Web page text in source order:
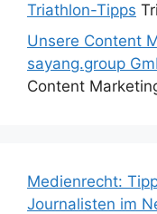
Triathlon-Tipps
Unsere Content
sayang.group
Content
Medienrecht:
Journalisten im